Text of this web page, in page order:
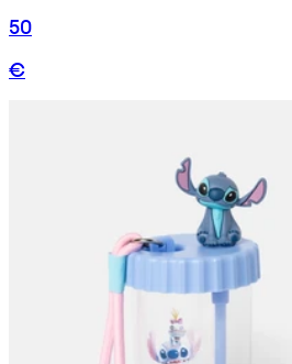
50
€